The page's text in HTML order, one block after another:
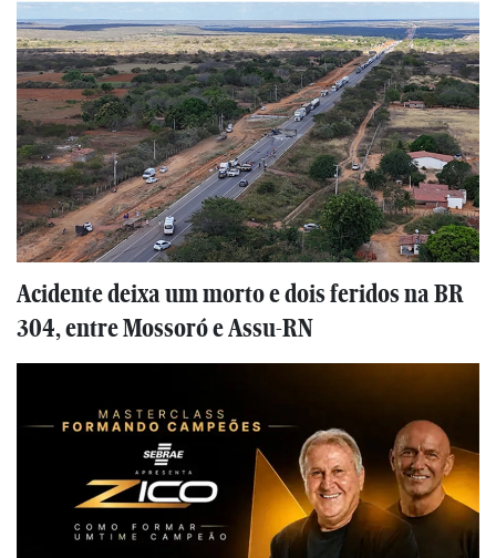
Acidente deixa um morto e dois feridos na BR
304, entre Mossoró e Assu-RN